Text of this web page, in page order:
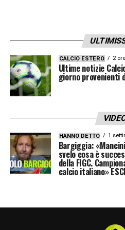
CALCIO ESTERO 2
Ultime notizie
giorno provenienti
HANNO DETTO 1
Bargiggia:
svelo cosa è
della FIGC.
calcio italiano»